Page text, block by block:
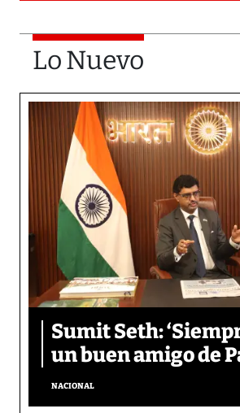
Lo Nuevo
Sumit Seth:
un buen amigo de
NACIONAL